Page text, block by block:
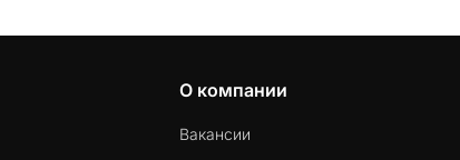
О компании
Вакансии